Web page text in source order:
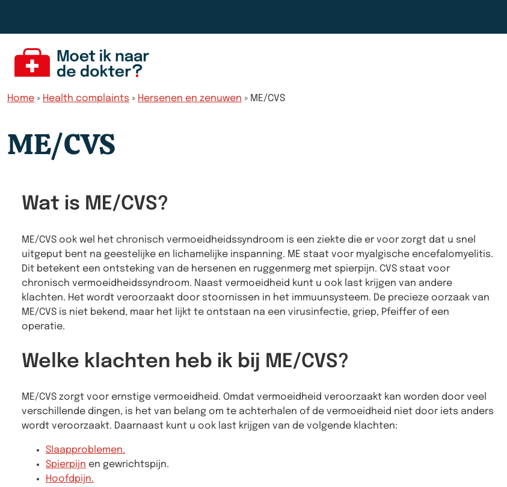
Home » Health complaints » Hersenen en zenuwen » ME/CVS
ME/CVS
Wat is ME/CVS?
ME/CVS ook wel het chronisch vermoeidheidssyndroom is een ziekte die er voor zorgt dat u snel
uitgeput bent na geestelijke en lichamelijke inspanning. ME staat voor myalgische encefalomyelitis.
Dit betekent een ontsteking van de hersenen en ruggenmerg met spierpijn. CVS staat voor
chronisch vermoeidheidssyndroom. Naast vermoeidheid kunt u ook last krijgen van andere
klachten. Het wordt veroorzaakt door stoornissen in het immuunsysteem. De precieze oorzaak van
ME/CVS is niet bekend, maar het lijkt te ontstaan na een virusinfectie, griep, Pfeiffer of een
operatie.
Welke klachten heb ik bij ME/CVS?
ME/CVS zorgt voor ernstige vermoeidheid. Omdat vermoeidheid veroorzaakt kan worden door veel
verschillende dingen, is het van belang om te achterhalen of de vermoeidheid niet door iets anders
wordt veroorzaakt. Daarnaast kunt u ook last krijgen van de volgende klachten:
Slaapproblemen.
Spierpijn en gewrichtspijn.
Hoofdpijn.